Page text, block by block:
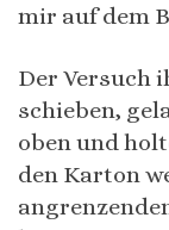
mir auf dem
Der Versuch
schieben,
oben und
den Karton